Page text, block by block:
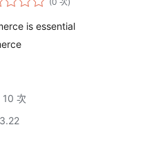
分
數
is essential
10 次